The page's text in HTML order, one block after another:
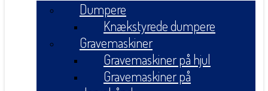
Dumpere
Knækstyrede dumpere
Gravemaskiner
Gravemaskiner på hjul
Gravemaskiner på